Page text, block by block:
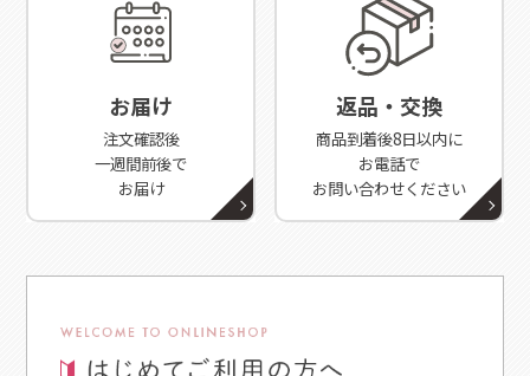
お届け
注文確認後
一週間前後で
お届け
返品・交換
商品到着後8日以内に
お電話で
お問い合わせください